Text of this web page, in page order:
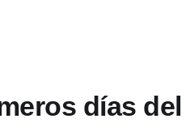
días